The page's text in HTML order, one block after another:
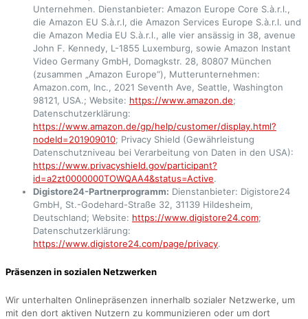
Unternehmen. Dienstanbieter: Amazon Europe Core S.à.r.l.,
die Amazon EU S.à.r.l, die Amazon Services Europe S.à.r.l. und
die Amazon Media EU S.à.r.l., alle vier ansässig in 38, avenue
John F. Kennedy, L-1855 Luxemburg, sowie Amazon Instant
Video Germany GmbH, Domagkstr. 28, 80807 München
(zusammen „Amazon Europe“), Mutterunternehmen:
Amazon.com, Inc., 2021 Seventh Ave, Seattle, Washington
98121, USA.; Website: https://www.amazon.de;
Datenschutzerklärung:
https://www.amazon.de/gp/help/customer/display.html?
nodeId=201909010; Privacy Shield (Gewährleistung
Datenschutzniveau bei Verarbeitung von Daten in den USA):
https://www.privacyshield.gov/participant?
id=a2zt0000000TOWQAA4&status=Active.
Digistore24-Partnerprogramm: Dienstanbieter: Digistore24
GmbH, St.-Godehard-Straße 32, 31139 Hildesheim,
Deutschland; Website: https://www.digistore24.com;
Datenschutzerklärung:
https://www.digistore24.com/page/privacy.
Präsenzen in sozialen Netzwerken
Wir unterhalten Onlinepräsenzen innerhalb sozialer Netzwerke, um
mit den dort aktiven Nutzern zu kommunizieren oder um dort